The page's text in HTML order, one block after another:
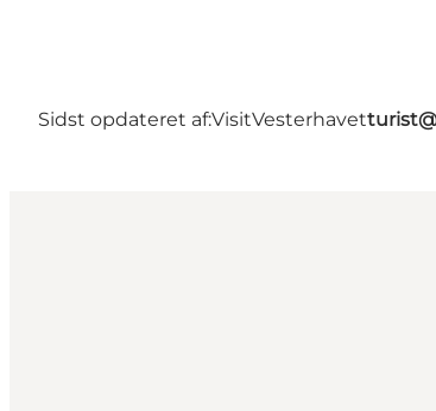
Sidst opdateret af:VisitVesterhavet